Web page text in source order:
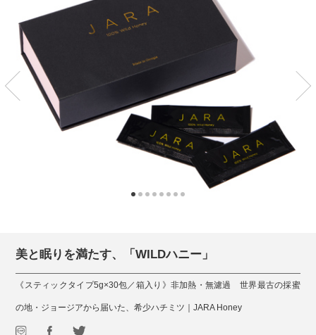
美と眠りを満たす、「WILDハニー」
《スティックタイプ5g×30包／箱入り》非加熱・無濾過 世界最古の採蜜
の地・ジョージアから届いた、希少ハチミツ｜JARA Honey